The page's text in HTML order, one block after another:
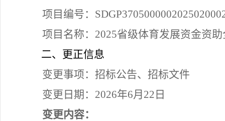
项目编号：
项目名称： 2025省级体育发展资金资
二、 更正信息
变更事项：招标公告、招标文件
变更日期： 2026年6月 22 日
变更内容：